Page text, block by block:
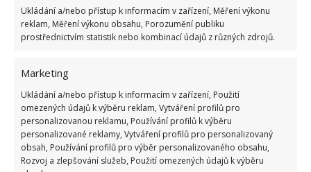
Ukládání a/nebo přístup k informacím v zařízení, Měření výkonu
reklam, Měření výkonu obsahu, Porozumění publiku
prostřednictvím statistik nebo kombinací údajů z různých zdrojů.
Marketing
Ukládání a/nebo přístup k informacím v zařízení, Použití
omezených údajů k výběru reklam, Vytváření profilů pro
personalizovanou reklamu, Používání profilů k výběru
personalizované reklamy, Vytváření profilů pro personalizovaný
obsah, Používání profilů pro výběr personalizovaného obsahu,
Rozvoj a zlepšování služeb, Použití omezených údajů k výběru
Co s poškrábanou sklokeramickou
deskou?
Pokud máte sklokeramickou desku poškrábanou,
ale jen lehce, můžete zkusit přeleštit zubní pastou
nebo kašičkou vyrobenou z vody a jedlé sody. Moc
však nedřete. Hlubší rýhy bohužel vyhladit nelze.
Nicméně jde jen o kosmetickou vadu a vaření to